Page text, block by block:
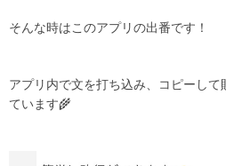
そんな時はこのアプリの出番です！
アプリ内で文を打ち込み、コピーして
ています🌾